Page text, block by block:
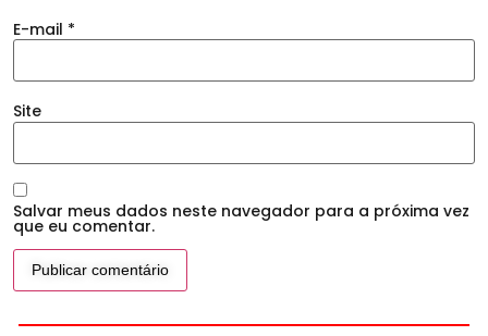
E-mail *
Site
Salvar meus dados neste navegador para a próxima vez
que eu comentar.